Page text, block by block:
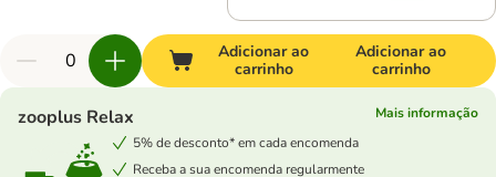
Adicionar ao
carrinho
Adicionar ao
carrinho
zooplus Relax
Mais informação
5% de desconto* em cada encomenda
Receba a sua encomenda regularmente